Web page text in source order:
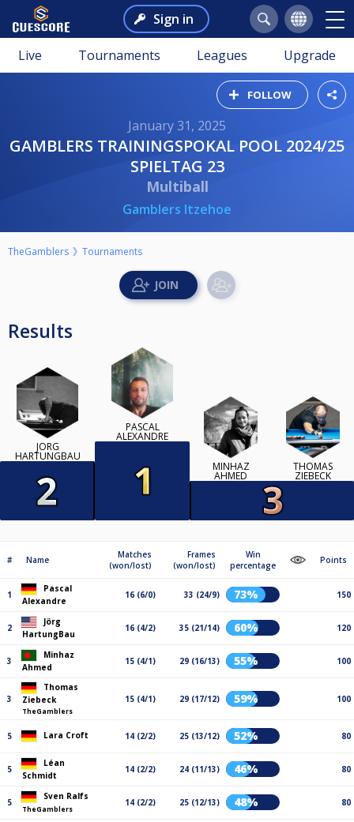
Sign in
Live Tournaments Leagues Upgrade
FOLLOW
January 31, 2025
GAMBLERS TRAININGSPOKAL POOL 2024/25
SPIELTAG 23
Multiball
Gamblers Itzehoe
TheGamblers Tournaments
Results
JÖRG
HARTUNGBAU
PASCAL
ALEXANDRE
MINHAZ
AHMED
THOMAS
ZIEBECK
# Name
Matches
(won/lost)
Frames
(won/lost)
Win
percentage
Points
1
Pascal
Alexandre
16 (6/0) 33 (24/9) 73% 150
2
Jörg
HartungBau
16 (4/2) 35 (21/14) 60% 120
3
Minhaz
Ahmed
15 (4/1) 29 (16/13) 55% 100
3
Thomas
Ziebeck
TheGamblers
15 (4/1) 29 (17/12) 59% 100
5 Lara Croft 14 (2/2) 25 (13/12) 52% 80
5
Léan
Schmidt
14 (2/2) 24 (11/13) 46% 80
5
Sven Ralfs
TheGamblers
14 (2/2) 25 (12/13) 48% 80